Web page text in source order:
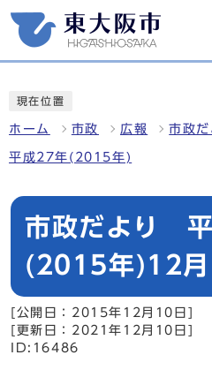
現在位置
ホーム 市政 広報 市政だ
平成27年(2015年)
市政だより
(2015年)12
[公開日：2015年12月10日]
[更新日：2021年12月10日]
ID:16486